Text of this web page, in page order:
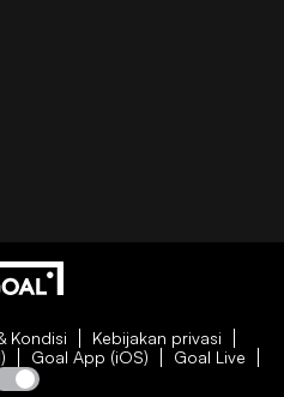
Kondisi
Kebijakan privasi
Goal App (iOS) Goal Live